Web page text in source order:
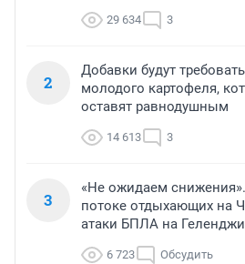
29 634 3
2
Добавки будут
молодого картофеля,
оставят равнодушным
14 613 3
3
«Не ожидаем
потоке отдыхающих на
атаки БПЛА на
6 723 Обсудить